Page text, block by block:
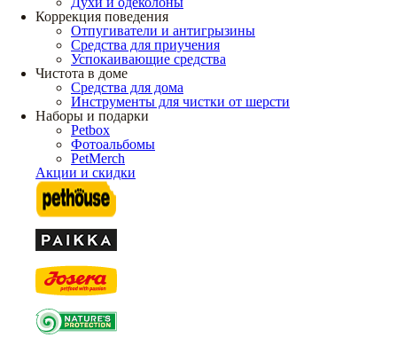
Коррекция поведения
Отпугиватели и антигрызины
Средства для приучения
Успокаивающие средства
Чистота в доме
Средства для дома
Инструменты для чистки от шерсти
Наборы и подарки
Petbox
Фотоальбомы
PetMerch
Акции и скидки